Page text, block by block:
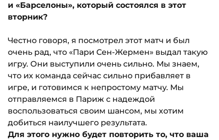
и «Барселоны», который состоялся в этот
вторник?
Честно говоря, я посмотрел этот матч и был
очень рад, что «Пари Сен-Жермен» выдал такую
игру. Они выступили очень сильно. Мы знаем,
что их команда сейчас сильно прибавляет в
игре, и готовимся к непростому матчу. Мы
отправляемся в Париж с надеждой
воспользоваться своим шансом, мы хотим
добиться наилучшего результата.
Для этого нужно будет повторить то, что ваша